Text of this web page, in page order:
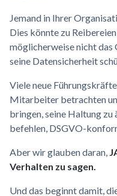
Jemand in Ihrer
Dies könnte zu
möglicherweise nicht das
seine Datensicherheit
Viele neue
Mitarbeiter betrachten
bringen, seine Haltung zu
befehlen, DSGVO-
Aber wir glauben daran,
Verhalten zu sagen.
Und das beginnt damit,